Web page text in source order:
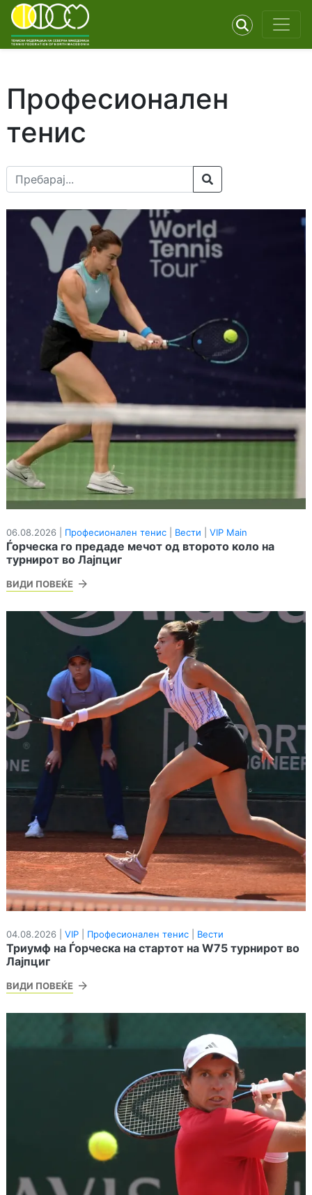
Професионален
тенис
06.08.2026 | Професионален тенис Вести VIP Main
Ѓорческа го предаде мечот од второто коло на
турнирот во Лајпциг
ВИДИ ПОВЕЌЕ
04.08.2026 | VIP Професионален тенис Вести
Триумф на Ѓорческа на стартот на W75 турнирот во
Лајпциг
ВИДИ ПОВЕЌЕ